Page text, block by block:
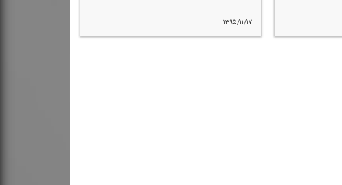
۱۳۹۵/۱۱/۱۷